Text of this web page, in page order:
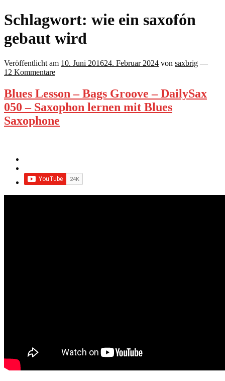
Schlagwort: wie ein saxofón
gebaut wird
Veröffentlicht am 10. Juni 201624. Februar 2024 von saxbrig —
12 Kommentare
Blues Lesson – Bags Groove – DailySax
050 – Saxophon lernen mit Blues
Saxophone